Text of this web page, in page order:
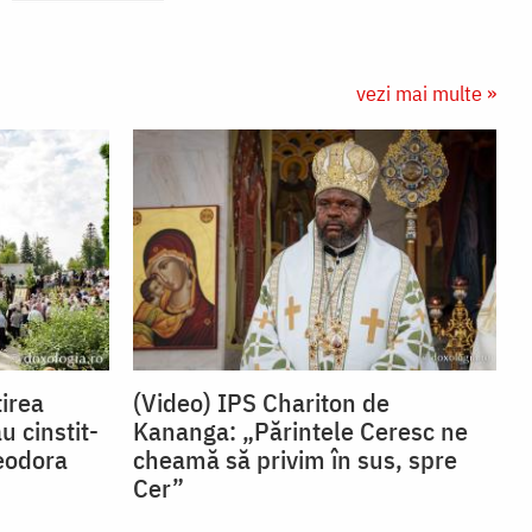
vezi mai multe »
cinstit-
(Video) IPS Chariton de
Kananga: „Părintele Ceresc ne
cheamă să privim în sus, spre
Cer”